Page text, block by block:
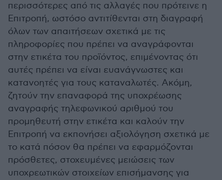
περισσότερες από τις αλλαγές που πρότεινε η
Επιτροπή, ωστόσο αντιτίθενται στη διαγραφή
όλων των απαιτήσεων σχετικά με τις
πληροφορίες που πρέπει να αναγράφονται
στην ετικέτα του προϊόντος, επιμένοντας ότι
αυτές πρέπει να είναι ευανάγνωστες και
κατανοητές για τους καταναλωτές. Ακόμη,
ζητούν την επαναφορά της υποχρέωσης
αναγραφής τηλεφωνικού αριθμού του
προμηθευτή στην ετικέτα και καλούν την
Επιτροπή να εκπονήσει αξιολόγηση σχετικά με
το κατά πόσον θα πρέπει να εφαρμόζονται
πρόσθετες, στοχευμένες μειώσεις των
υποχρεωτικών στοιχείων επισήμανσης για